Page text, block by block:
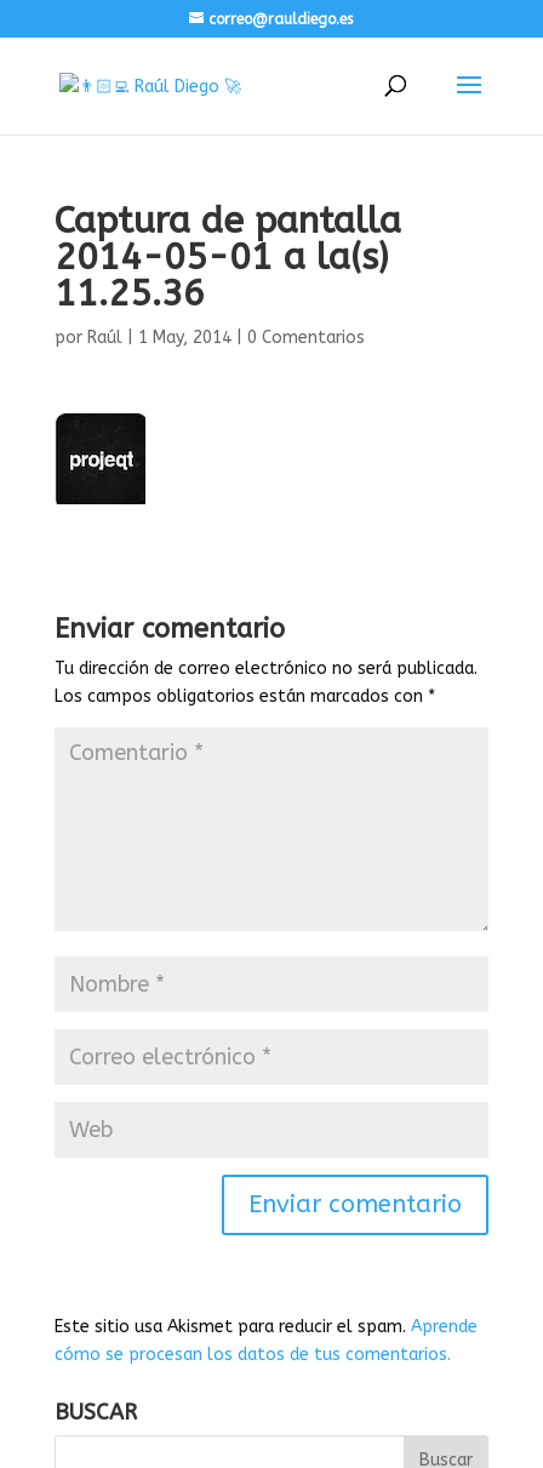
correo@rauldiego.es
Captura de pantalla
2014-05-01 a la(s)
11.25.36
por Raúl| 1 May, 2014| 0 Comentarios
Enviar comentario
Tu dirección de correo electrónico no será publicada.
Los campos obligatorios están marcados con *
Este sitio usa Akismet para reducir el spam. Aprende
cómo se procesan los datos de tus comentarios.
BUSCAR